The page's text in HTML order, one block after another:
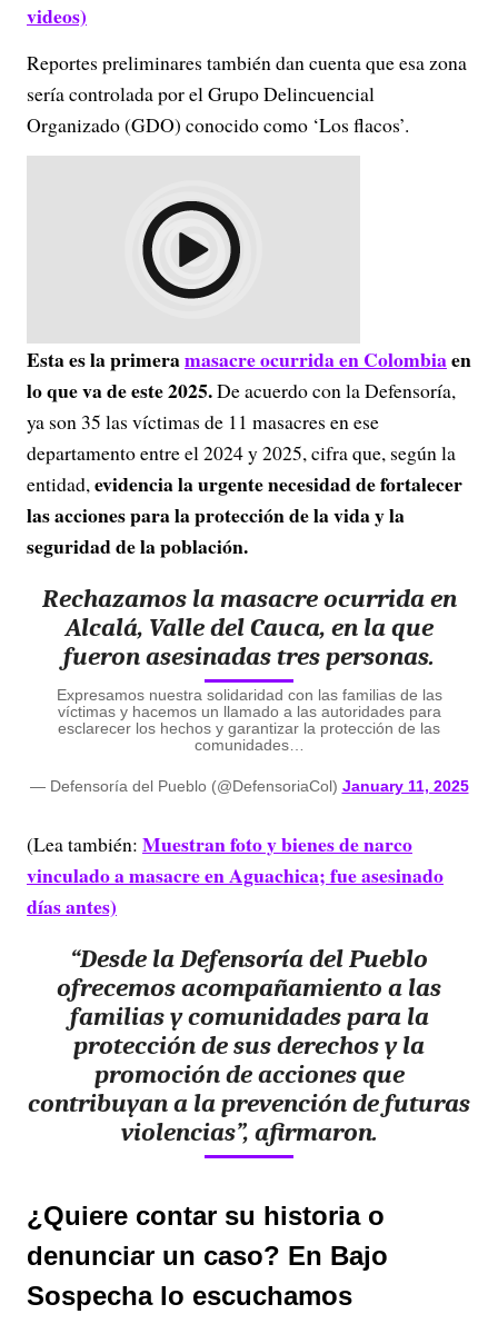
videos)
Reportes preliminares también dan cuenta que esa zona
sería controlada por el Grupo Delincuencial
Organizado (GDO) conocido como ‘Los flacos’.
Esta es la primeramasacre ocurrida en Colombiaen
lo que va de este 2025.De acuerdo con la Defensoría,
ya son 35 las víctimas de 11 masacres en ese
departamento entre el 2024 y 2025, cifra que, según la
entidad,evidencia la urgente necesidad de fortalecer
las acciones para la protección de la vida y la
seguridad de la población.
Rechazamos la masacre ocurrida en
Alcalá, Valle del Cauca, en la que
fueron asesinadas tres personas.
Expresamos nuestra solidaridad con las familias de las
víctimas y hacemos un llamado a las autoridades para
esclarecer los hechos y garantizar la protección de las
comunidades…
— Defensoría del Pueblo (@DefensoriaCol) January 11, 2025
(Lea también: Muestran foto y bienes de narco
vinculado a masacre en Aguachica; fue asesinado
días antes)
“Desde la Defensoría del Pueblo
ofrecemos acompañamiento a las
familias y comunidades para la
protección de sus derechos y la
promoción de acciones que
contribuyan a la prevención de futuras
violencias”, afirmaron.
¿Quiere contar su historia o
denunciar un caso? En Bajo
Sospecha lo escuchamos